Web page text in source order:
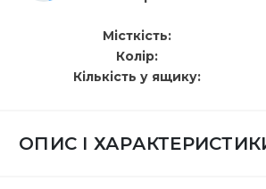
Місткість
Колір
Кількість у ящику
ОПИС І